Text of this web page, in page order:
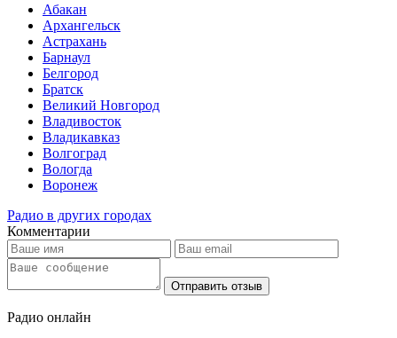
Абакан
Архангельск
Астрахань
Барнаул
Белгород
Братск
Великий Новгород
Владивосток
Владикавказ
Волгоград
Вологда
Воронеж
Радио в других городах
Комментарии
Отправить отзыв
Радио онлайн